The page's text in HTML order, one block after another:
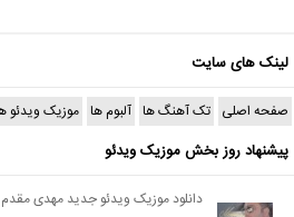
لینک های سایت
صفحه اصلی تک آهنگ ها آلبوم ها موزیک ویدئو
پیشنهاد روز بخش موزیک ویدئو
دانلود موزیک ویدئو جدید مهدی